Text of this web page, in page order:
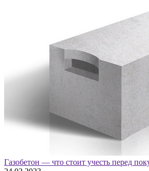
Газобетон — что стоит учесть перед